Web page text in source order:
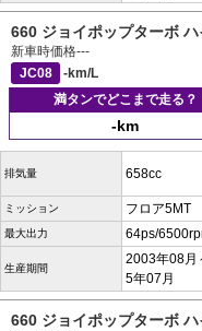
660 ジョイポップターボ ハ
新車時価格---
JC08
-km/L
満タンでどこまで走る？
-km
排気量 658cc
ミッション フロア5MT
最大出力 64ps/
生産期間
2003年08月
5年07月
660 ジョイポップターボ ハ